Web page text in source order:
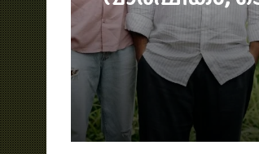
സമ്മാനം